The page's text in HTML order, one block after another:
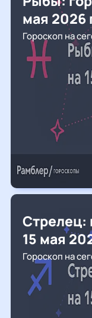
мая 2026
Гороскоп на
Стрелец:
15 мая
Гороскоп на